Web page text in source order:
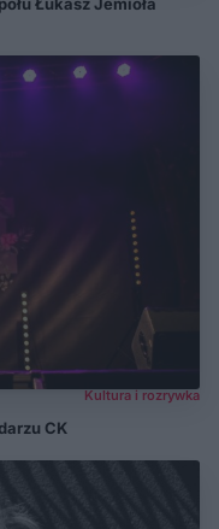
Kultura i rozrywka
CK